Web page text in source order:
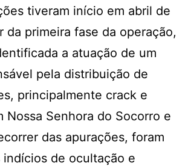
tiveram início em abril de
da primeira fase da operação,
a atuação de um
pela distribuição de
principalmente crack e
Nossa Senhora do Socorro e
das apurações, foram
de ocultação e